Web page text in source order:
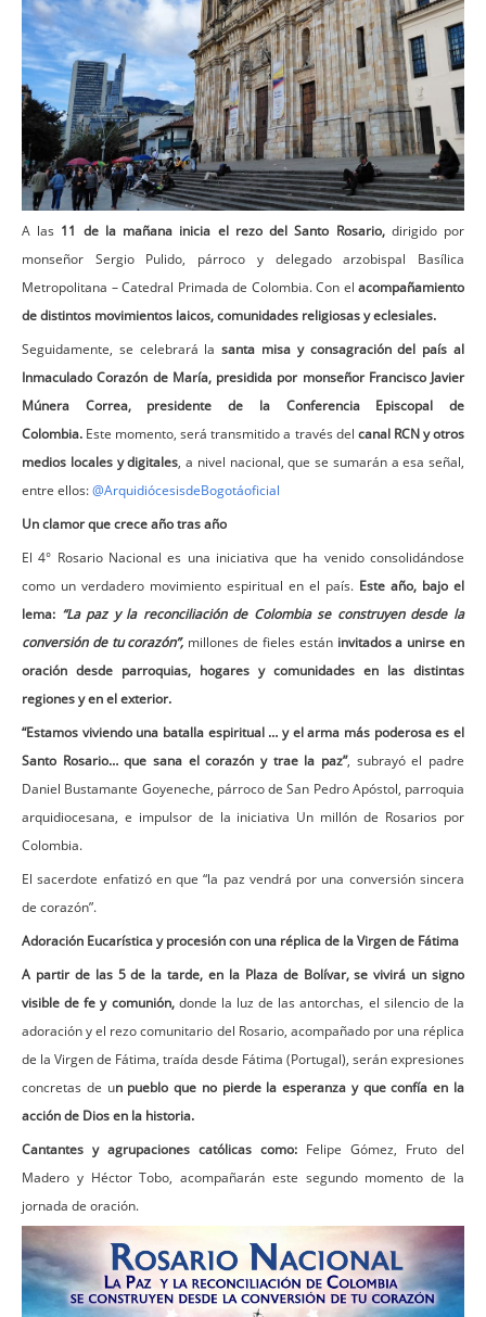
A las 11 de la mañana inicia el rezo del Santo Rosario,dirigido por
monseñor Sergio Pulido, párroco y delegado arzobispal Basílica
Metropolitana – Catedral Primada de Colombia. Con el acompañamiento
de distintos movimientos laicos, comunidades religiosas y eclesiales.
Seguidamente, se celebrará lasanta misa y consagración del país al
Inmaculado Corazón de María, presidida por monseñor Francisco Javier
Múnera Correa, presidente de la Conferencia Episcopal de
Colombia. Este momento, será transmitido a través del canal RCN y otros
medios locales y digitales, a nivel nacional, que se sumarán a esa señal,
entre ellos:@ArquidiócesisdeBogotáoficial
Un clamor que crece año tras año
El 4° Rosario Nacional es una iniciativa que ha venido consolidándose
como un verdadero movimiento espiritual en el país. Este año, bajo el
lema: “La paz y la reconciliación de Colombia se construyen desde la
conversión de tu corazón”, millones de fieles están invitados a unirse en
oración desde parroquias, hogares y comunidades en las distintas
regiones y en el exterior.
“Estamos viviendo una batalla espiritual … y el arma más poderosa es el
Santo Rosario… que sana el corazón y trae la paz”, subrayó el padre
Daniel Bustamante Goyeneche, párroco de San Pedro Apóstol, parroquia
arquidiocesana, e impulsor de la iniciativa Un millón de Rosarios por
Colombia.
El sacerdote enfatizó en que “la paz vendrá por una conversión sincera
de corazón”.
Adoración Eucarística y procesión con una réplica de la Virgen de Fátima
A partir de las 5 de la tarde, en la Plaza de Bolívar, se vivirá un signo
visible de fe y comunión,donde la luz de las antorchas, el silencio de la
adoración y el rezo comunitario del Rosario, acompañado por una réplica
de la Virgen de Fátima, traída desde Fátima (Portugal), serán expresiones
concretas de un pueblo que no pierde la esperanza y que confía en la
acción de Dios en la historia.
Cantantes y agrupaciones católicas como: Felipe Gómez, Fruto del
Madero y Héctor Tobo, acompañarán este segundo momento de la
jornada de oración.